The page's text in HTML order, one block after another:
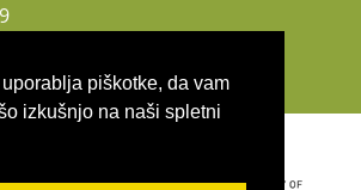
piškotke, da vam
izkušnjo na naši spletni